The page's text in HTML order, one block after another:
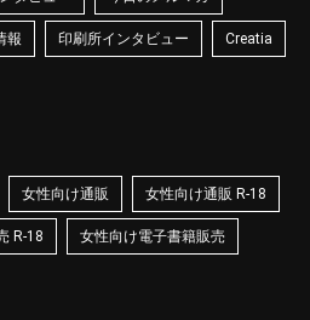
報 印刷所インタビュー Creatia
女性向け通販 女性向け通販 R-18
R-18 女性向け電子書籍販売